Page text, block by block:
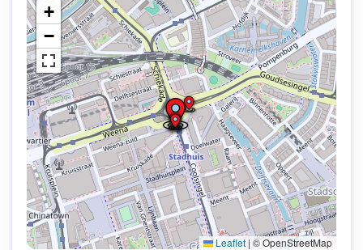
+
−
Leaflet | © OpenStreetMap